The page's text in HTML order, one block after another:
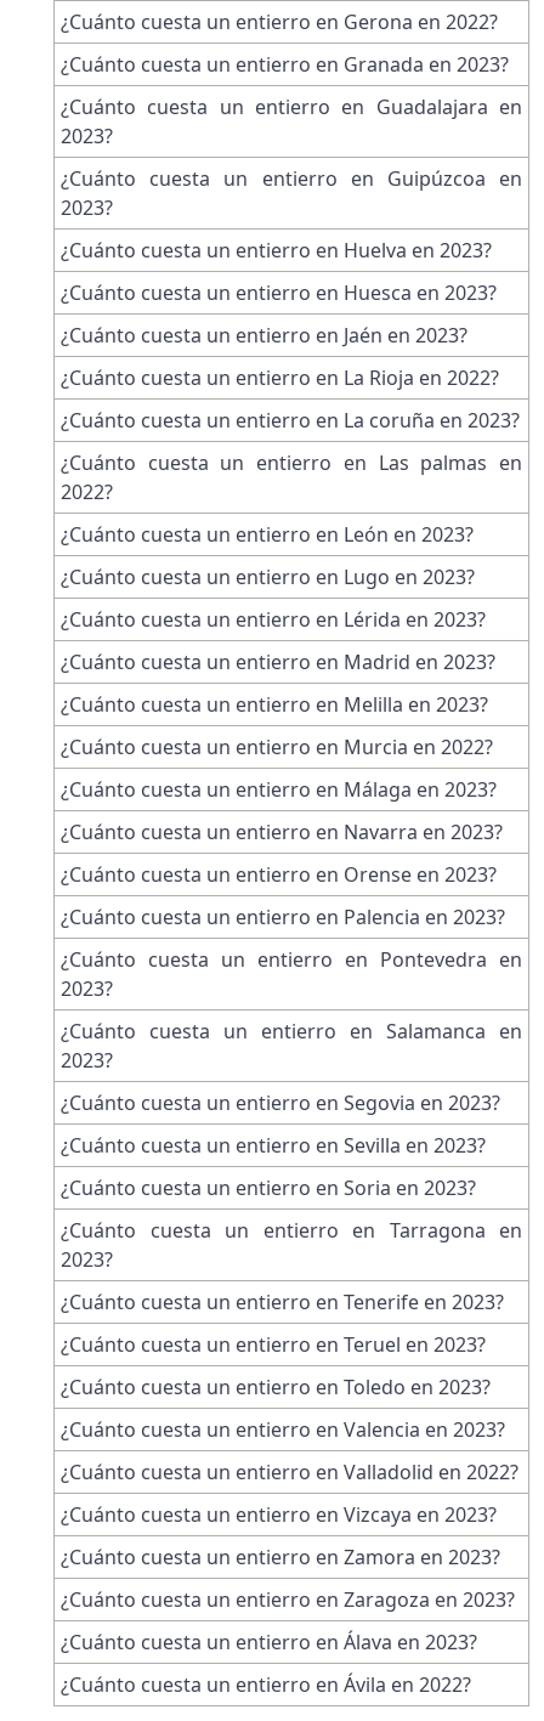
¿Cuánto cuesta un entierro en Gerona en 2022?
¿Cuánto cuesta un entierro en Granada en 2023?
¿Cuánto cuesta un entierro en Guadalajara en
2023?
¿Cuánto cuesta un entierro en Guipúzcoa en
2023?
¿Cuánto cuesta un entierro en Huelva en 2023?
¿Cuánto cuesta un entierro en Huesca en 2023?
¿Cuánto cuesta un entierro en Jaén en 2023?
¿Cuánto cuesta un entierro en La Rioja en 2022?
¿Cuánto cuesta un entierro en La coruña en 2023?
¿Cuánto cuesta un entierro en Las palmas en
2022?
¿Cuánto cuesta un entierro en León en 2023?
¿Cuánto cuesta un entierro en Lugo en 2023?
¿Cuánto cuesta un entierro en Lérida en 2023?
¿Cuánto cuesta un entierro en Madrid en 2023?
¿Cuánto cuesta un entierro en Melilla en 2023?
¿Cuánto cuesta un entierro en Murcia en 2022?
¿Cuánto cuesta un entierro en Málaga en 2023?
¿Cuánto cuesta un entierro en Navarra en 2023?
¿Cuánto cuesta un entierro en Orense en 2023?
¿Cuánto cuesta un entierro en Palencia en 2023?
¿Cuánto cuesta un entierro en Pontevedra en
2023?
¿Cuánto cuesta un entierro en Salamanca en
2023?
¿Cuánto cuesta un entierro en Segovia en 2023?
¿Cuánto cuesta un entierro en Sevilla en 2023?
¿Cuánto cuesta un entierro en Soria en 2023?
¿Cuánto cuesta un entierro en Tarragona en
2023?
¿Cuánto cuesta un entierro en Tenerife en 2023?
¿Cuánto cuesta un entierro en Teruel en 2023?
¿Cuánto cuesta un entierro en Toledo en 2023?
¿Cuánto cuesta un entierro en Valencia en 2023?
¿Cuánto cuesta un entierro en Valladolid en 2022?
¿Cuánto cuesta un entierro en Vizcaya en 2023?
¿Cuánto cuesta un entierro en Zamora en 2023?
¿Cuánto cuesta un entierro en Zaragoza en 2023?
¿Cuánto cuesta un entierro en Álava en 2023?
¿Cuánto cuesta un entierro en Ávila en 2022?